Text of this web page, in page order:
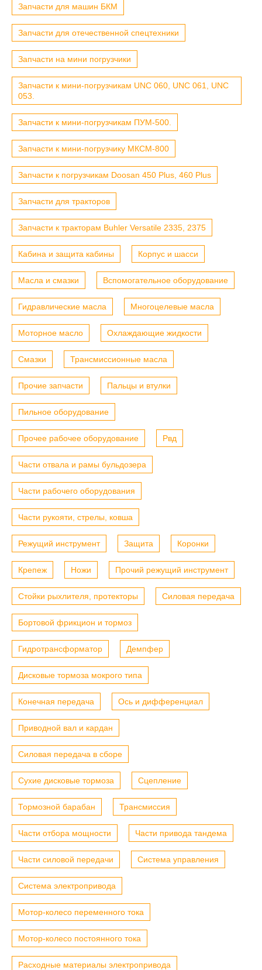
Запчасти для машин БКМ
Запчасти для отечественной спецтехники
Запчасти на мини погрузчики
Запчасти к мини-погрузчикам UNC 060, UNC 061, UNC
053.
Запчасти к мини-погрузчикам ПУМ-500.
Запчасти к мини-погрузчику МКСМ-800
Запчасти к погрузчикам Doosan 450 Plus, 460 Plus
Запчасти для тракторов
Запчасти к тракторам Buhler Versatile 2335, 2375
Кабина и защита кабины Корпус и шасси
Масла и смазки Вспомогательное оборудование
Гидравлические масла Многоцелевые масла
Моторное масло Охлаждающие жидкости
Смазки Трансмиссионные масла
Прочие запчасти Пальцы и втулки
Пильное оборудование
Прочее рабочее оборудование Рвд
Части отвала и рамы бульдозера
Части рабочего оборудования
Части рукояти, стрелы, ковша
Режущий инструмент Защита Коронки
Крепеж Ножи Прочий режущий инструмент
Стойки рыхлителя, протекторы Силовая передача
Бортовой фрикцион и тормоз
Гидротрансформатор Демпфер
Дисковые тормоза мокрого типа
Конечная передача Ось и дифференциал
Приводной вал и кардан
Силовая передача в сборе
Сухие дисковые тормоза Сцепление
Тормозной барабан Трансмиссия
Части отбора мощности Части привода тандема
Части силовой передачи Система управления
Система электропривода
Мотор-колесо переменного тока
Мотор-колесо постоянного тока
Расходные материалы электропривода